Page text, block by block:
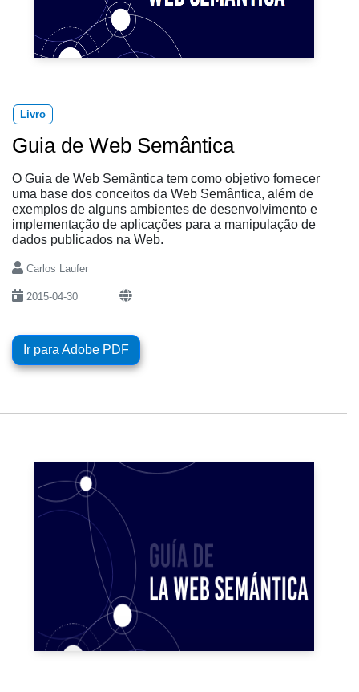
Livro
Guia de Web Semântica
O Guia de Web Semântica tem como objetivo fornecer
uma base dos conceitos da Web Semântica, além de
exemplos de alguns ambientes de desenvolvimento e
implementação de aplicações para a manipulação de
dados publicados na Web.
Carlos Laufer
2015-04-30
Ir para Adobe PDF